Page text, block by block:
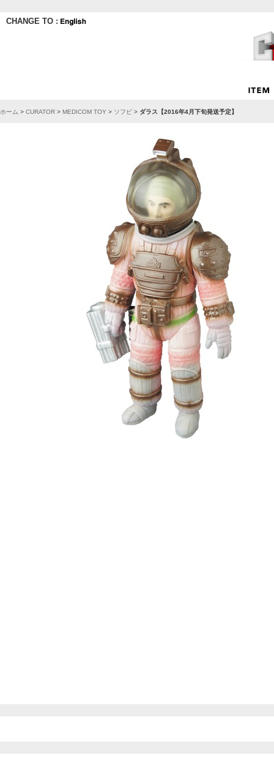
CHANGE TO :
ホーム > CURATOR > MEDICOM TOY > ソフビ > ダラス【2016年4月下旬発送予定】